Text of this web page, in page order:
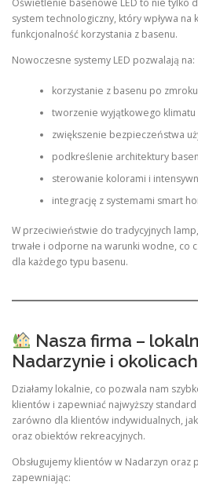
Oświetlenie basenowe LED to nie tylko
system technologiczny, który wpływa
funkcjonalność korzystania z basenu.
Nowoczesne systemy LED pozwalają na:
korzystanie z basenu po
tworzenie wyjątkowego klimatu
zwiększenie bezpieczeństwa
podkreślenie architektury
sterowanie kolorami i
integrację z systemami smart
W przeciwieństwie do tradycyjnych
trwałe i odporne na warunki wodne, co
dla każdego typu basenu.
Nasza firma –
Nadarzynie i okolicach
Działamy lokalnie, co pozwala nam
klientów i zapewniać najwyższy
zarówno dla klientów indywidualnych,
oraz obiektów rekreacyjnych.
Obsługujemy klientów w Nadarzyn oraz
zapewniając: